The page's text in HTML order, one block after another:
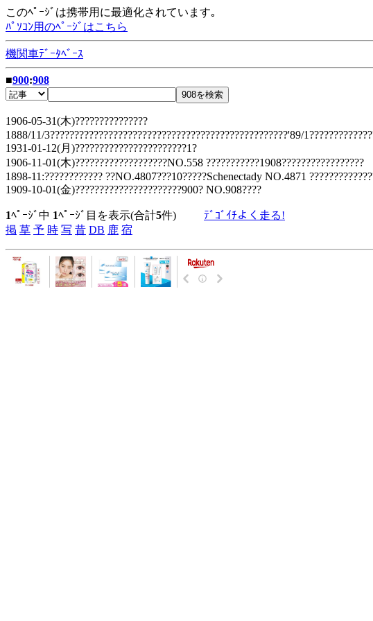
このﾍﾟｰｼﾞは携帯用に最適化されています｡
ﾊﾟｿｺﾝ用のﾍﾟｰｼﾞはこちら
機関車ﾃﾞｰﾀﾍﾞｰｽ
■900:908
1906-05-31(木)???????????????
1888/11/3?????????????????????????????????????????????????'89/
1931-01-12(月)???????????????????????1?
1906-11-01(木)???????????????????NO.558 ???????????1908?????????????????
1898-11:???????????? ??NO.4807???10?????Schenectady NO.4871
1909-10-01(金)??????????????????????900? NO.908????
1ﾍﾟｰｼﾞ中 1ﾍﾟｰｼﾞ目を表示(合計5件) ﾃﾞｺﾞｲﾁよく走る!
掲 草 予 時 写 昔 DB 鹿 宿